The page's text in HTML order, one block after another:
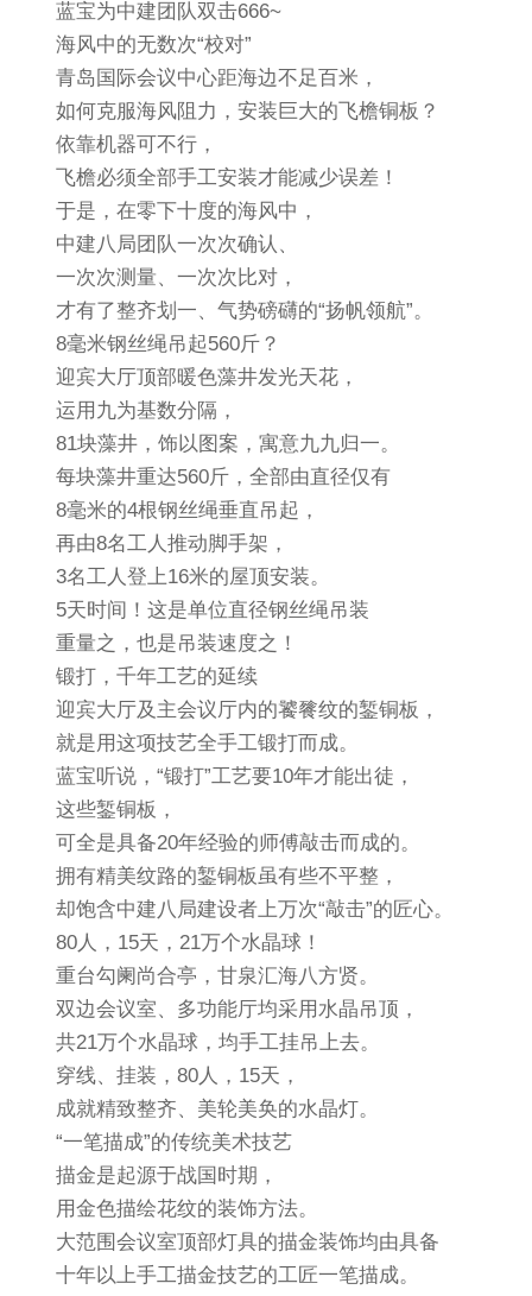
蓝宝为中建团队双击666~
海风中的无数次“校对”
青岛国际会议中心距海边不足百米，
如何克服海风阻力，安装巨大的飞檐铜板？
依靠机器可不行，
飞檐必须全部手工安装才能减少误差！
于是，在零下十度的海风中，
中建八局团队一次次确认、
一次次测量、一次次比对，
才有了整齐划一、气势磅礴的“扬帆领航”。
8毫米钢丝绳吊起560斤？
迎宾大厅顶部暖色藻井发光天花，
运用九为基数分隔，
81块藻井，饰以图案，寓意九九归一。
每块藻井重达560斤，全部由直径仅有
8毫米的4根钢丝绳垂直吊起，
再由8名工人推动脚手架，
3名工人登上16米的屋顶安装。
5天时间！这是单位直径钢丝绳吊装
重量之，也是吊装速度之！
锻打，千年工艺的延续
迎宾大厅及主会议厅内的饕餮纹的錾铜板，
就是用这项技艺全手工锻打而成。
蓝宝听说，“锻打”工艺要10年才能出徒，
这些錾铜板，
可全是具备20年经验的师傅敲击而成的。
拥有精美纹路的錾铜板虽有些不平整，
却饱含中建八局建设者上万次“敲击”的匠心。
80人，15天，21万个水晶球！
重台勾阑尚合亭，甘泉汇海八方贤。
双边会议室、多功能厅均采用水晶吊顶，
共21万个水晶球，均手工挂吊上去。
穿线、挂装，80人，15天，
成就精致整齐、美轮美奂的水晶灯。
“一笔描成”的传统美术技艺
描金是起源于战国时期，
用金色描绘花纹的装饰方法。
大范围会议室顶部灯具的描金装饰均由具备
十年以上手工描金技艺的工匠一笔描成。